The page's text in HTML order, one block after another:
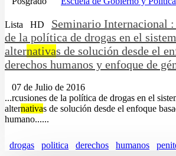
Lista HD
Seminario Internacional :
de la política de drogas en el
alternativas de solución desde el
derechos humanos y enfoque de
07 de Julio de 2016
...rcusiones de la política de drogas en el
alternativas de solución desde el enfoque
humano......
drogas politica derechos humanos